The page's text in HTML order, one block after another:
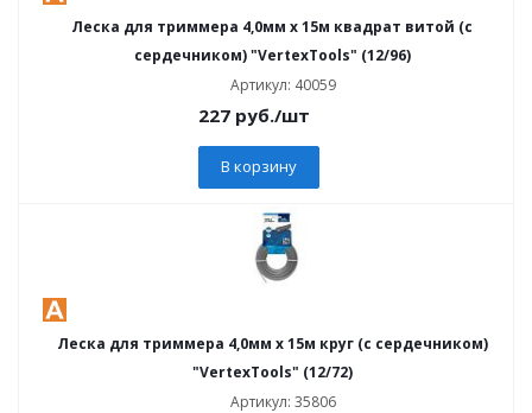
Леска для триммера 4,0мм х 15м квадрат витой (с
сердечником) "VertexTools" (12/96)
Артикул: 40059
227 руб./шт
В корзину
Леска для триммера 4,0мм х 15м круг (с сердечником)
"VertexTools" (12/72)
Артикул: 35806